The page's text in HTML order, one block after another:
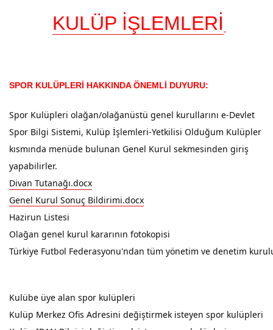
KULÜP İŞLEMLERİ
SPOR KULÜPLERİ HAKKINDA ÖNEMLİ DUYURU:
Spor Kulüpleri olağan/olağanüstü genel kurullarını e-Devlet
Spor Bilgi Sistemi, Kulüp İşlemleri-Yetkilisi Olduğum Kulüpler
kısmında menüde bulunan Genel Kurul sekmesinden giriş
yapabilirler.
Divan Tutanağı.docx
Genel Kurul Sonuç Bildirimi.docx
Hazirun Listesi
Olağan genel kurul kararının fotokopisi
Türkiye Futbol Federasyonu'ndan tüm yönetim ve denetim kurulu
Kulübe üye alan spor kulüpleri
Kulüp Merkez Ofis Adresini değiştirmek isteyen spor kulüpleri